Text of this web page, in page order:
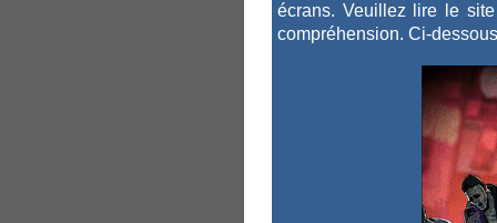
écrans. Veuillez lire le
compréhension. Ci-